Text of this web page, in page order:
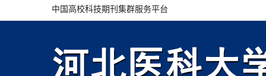
中国高校科技期刊集群服务平台